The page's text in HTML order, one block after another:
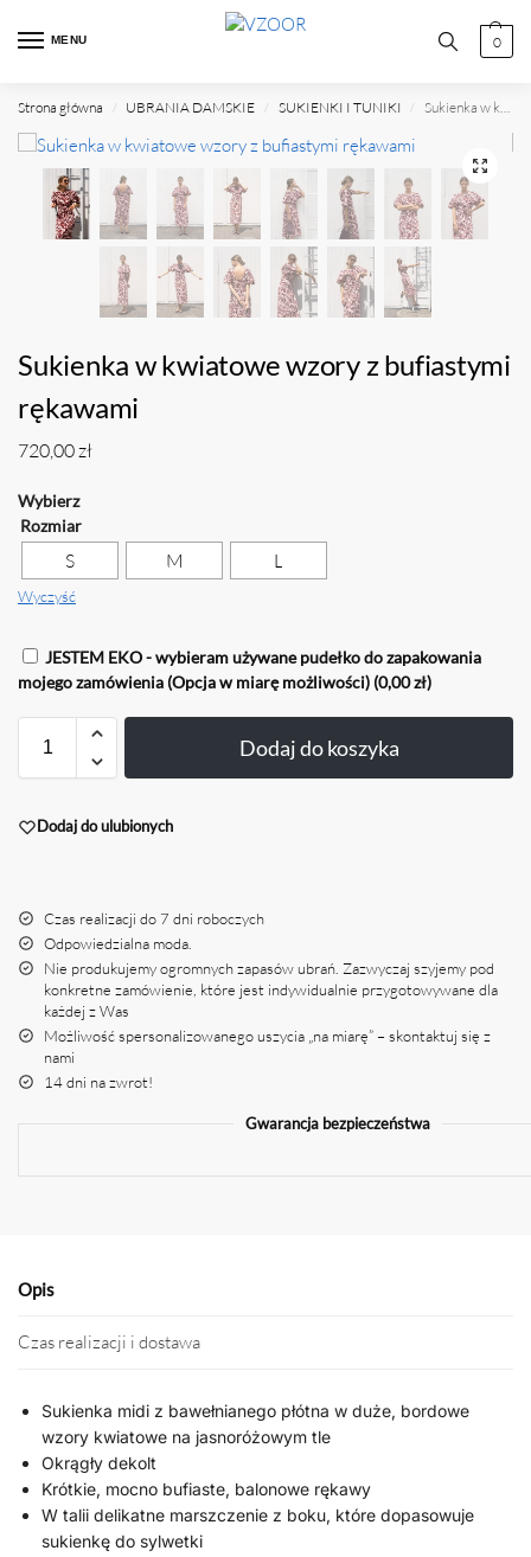
MENU 0
Strona główna / UBRANIA DAMSKIE / SUKIENKI I TUNIKI / Sukienka w kwiatowe wzory z bufiastymi rękawami
Sukienka w kwiatowe wzory z bufiastymi
rękawami
720,00zł
Rozmiar
S M L
Wyczyść
JESTEM EKO - wybieram używane pudełko do zapakowania
mojego zamówienia (Opcja w miarę możliwości) (0,00 zł)
Dodaj do koszyka
Dodaj do ulubionych
Czas realizacji do 7 dni roboczych
Odpowiedzialna moda.
Nie produkujemy ogromnych zapasów ubrań. Zazwyczaj szyjemy pod
konkretne zamówienie, które jest indywidualnie przygotowywane dla
każdej z Was
Możliwość spersonalizowanego uszycia „na miarę” – skontaktuj się z
nami
14 dni na zwrot!
Gwarancja bezpieczeństwa
Opis
Czas realizacji i dostawa
Sukienka midi z bawełnianego płótna w duże, bordowe
wzory kwiatowe na jasnoróżowym tle
Okrągły dekolt
Krótkie, mocno bufiaste, balonowe rękawy
W talii delikatne marszczenie z boku, które dopasowuje
sukienkę do sylwetki